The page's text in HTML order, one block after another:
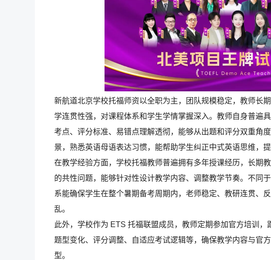
新航道北京学校托福师资以全职为主，团队规模稳定，教师长
学连贯性强，对课程体系和学生学情掌握深入。教师自身普遍
考点、评分标准、易错点理解透彻，能够从出题和评分双重角
景，熟悉英语母语表达习惯，能帮助学生纠正中式英语思维，提
在教学经验方面，学校托福教师普遍拥有多年授课经历，长期
的共性问题，能够针对性设计教学内容、调整教学节奏。不同
系能确保学生在整个暑期备考周期内，老师稳定、教研连贯、
乱。
此外，学校作为 ETS 托福联盟成员，教师定期参加官方培训
题型变化、评分调整、自适应考试逻辑等，确保教学内容与官
型。